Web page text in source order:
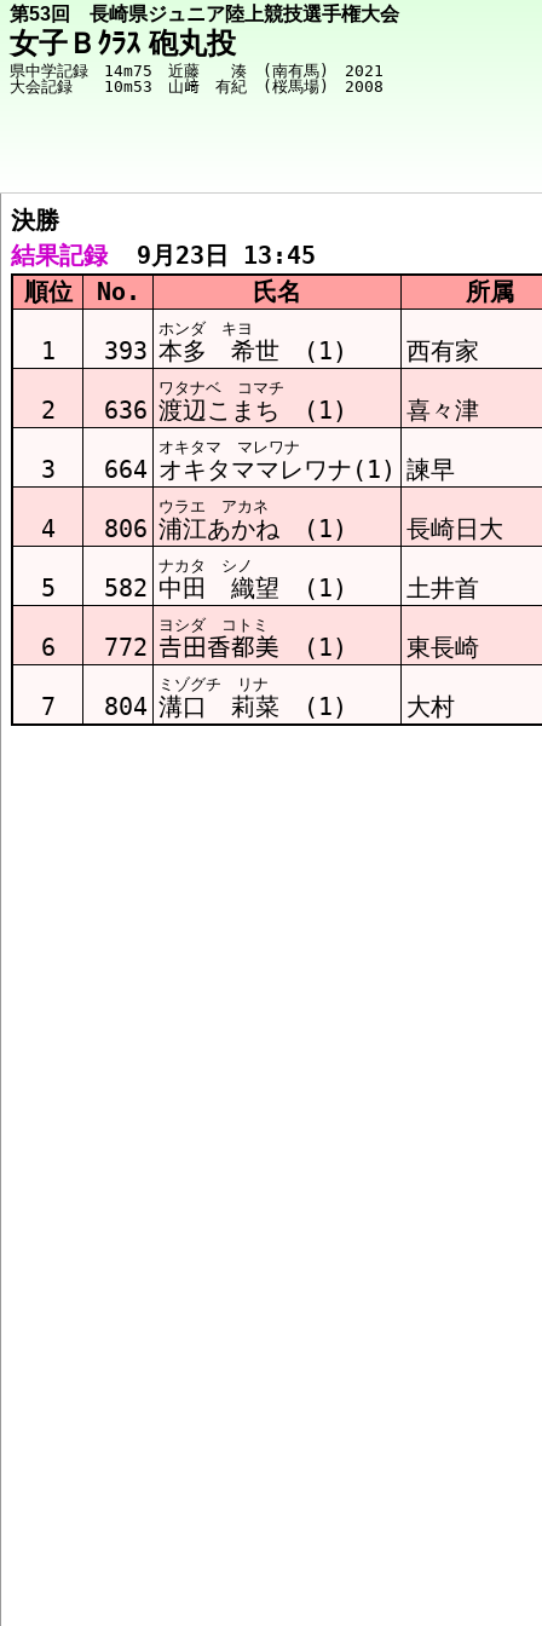
第53回 長崎県ジュニア陸上競技選手権大会
女子Ｂｸﾗｽ 砲丸投
県中学記録　14m75　近藤　　湊　(南有馬)　2021
競技メニューへ
決勝 結果
決勝
結果記録
  9月23日 13:45
順位
No. 氏名 所属
1 393
ホンダ キヨ
本多 希世 (1) 西有家
2 636
ワタナベ コマチ
渡辺こまち (1) 喜々津
3 664
オキタマ マレワナ
オキタママレワナ(1) 諫早
4 806
ウラエ アカネ
浦江あかね (1) 長崎日大
5 582
ナカタ シノ
中田 織望 (1) 土井首
6 772
ヨシダ コトミ
𠮷田香都美 (1) 東長崎
7 804
ミゾグチ リナ
溝口 莉菜 (1) 大村